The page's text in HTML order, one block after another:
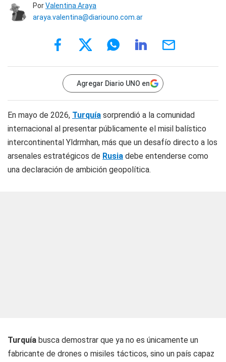
PorValentina Araya
araya.valentina@diariouno.com.ar
Agregar Diario UNO en
En mayo de 2026, Turquía sorprendió a la comunidad
internacional al presentar públicamente el misil balístico
intercontinental Yldrmhan, más que un desafío directo a los
arsenales estratégicos de Rusia debe entenderse como
una declaración de ambición geopolítica.
Turquía busca demostrar que ya no es únicamente un
fabricante de drones o misiles tácticos, sino un país capaz